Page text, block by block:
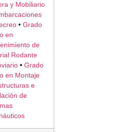
y Mobiliario
• Grado
en
de
Rodante
• Grado
en Montaje
e
de